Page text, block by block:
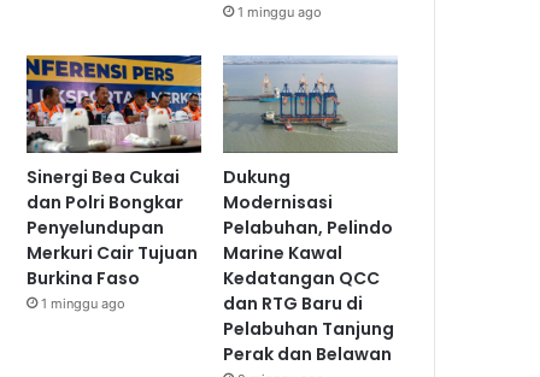
1 minggu ago
Sinergi Bea Cukai
dan Polri Bongkar
Penyelundupan
Merkuri Cair Tujuan
Burkina Faso
1 minggu ago
Dukung
Modernisasi
Pelabuhan, Pelindo
Marine Kawal
Kedatangan QCC
dan RTG Baru di
Pelabuhan Tanjung
Perak dan Belawan